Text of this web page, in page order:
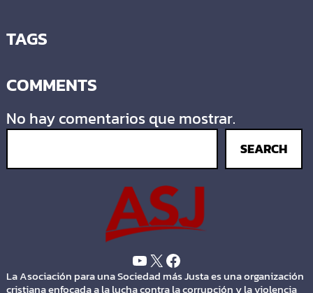
TAGS
COMMENTS
No hay comentarios que mostrar.
SEARCH
La Asociación para una Sociedad más Justa es una organización
cristiana enfocada a la lucha contra la corrupción y la violencia